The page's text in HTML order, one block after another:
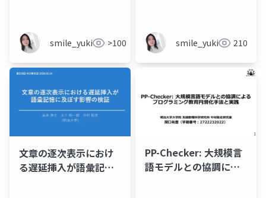
smile_yukiko_it>100 smile_yukiko_it210
文章の逐次表示におけ
る遅延挿入が語彙記憶
PP-Checker: 大規模言
語モデルとの協調によ